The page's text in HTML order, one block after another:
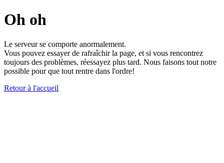
Oh oh
Le serveur se comporte anormalement.
Vous pouvez essayer de rafraîchir la page, et si vous rencontrez
toujours des problèmes, réessayez plus tard. Nous faisons tout notre
possible pour que tout rentre dans l'ordre!
Retour à l'accueil